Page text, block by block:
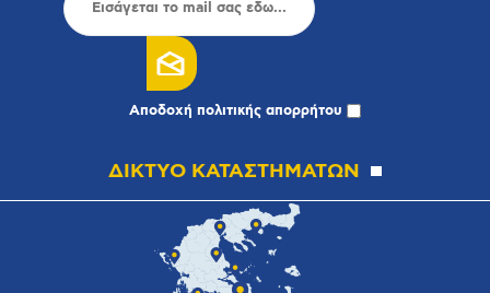
Αποδοχή πολιτικής απορρήτου
ΔΙΚΤΥΟ ΚΑΤΑΣΤΗΜΑΤΩΝ